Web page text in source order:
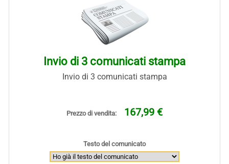
Invio di 3 comunicati stampa
Invio di 3 comunicati stampa
Prezzo di vendita: 167,99 €
Testo del comunicato